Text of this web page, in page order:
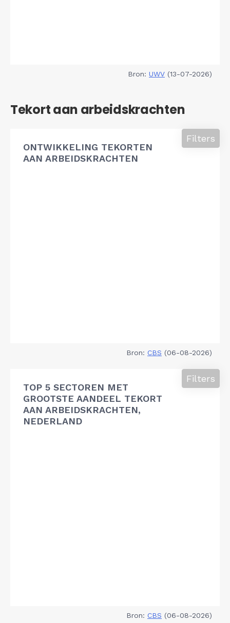
Bron: UWV (13-07-2026)
Tekort aan arbeidskrachten
ONTWIKKELING TEKORTEN
AAN ARBEIDSKRACHTEN
Filters
Bron: CBS (06-08-2026)
TOP 5 SECTOREN MET
GROOTSTE AANDEEL TEKORT
AAN ARBEIDSKRACHTEN,
NEDERLAND
Filters
Bron: CBS (06-08-2026)